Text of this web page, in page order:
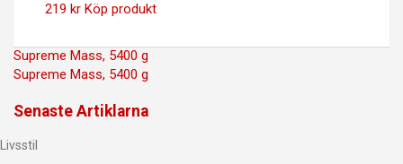
219 kr Köp produkt
Inläggsnavigering
Supreme Mass, 5400 g
Supreme Mass, 5400 g
Senaste Artiklarna
Livsstil